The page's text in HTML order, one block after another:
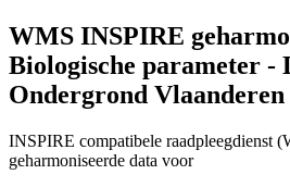
WMS INSPIRE
Biologische parameter -
Ondergrond Vlaanderen
INSPIRE compatibele raadpleegdienst
geharmoniseerde data voor